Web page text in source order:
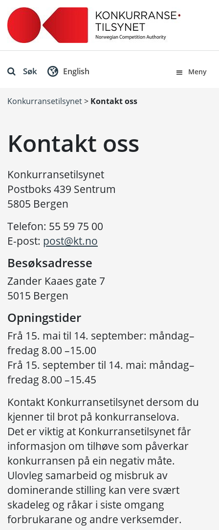
Søk Meny
English
Konkurransetilsynet> Kontakt oss
Kontakt oss
Konkurransetilsynet
Postboks 439 Sentrum
5805 Bergen
Telefon: 55 59 75 00
E-post: post@kt.no
Besøksadresse
Zander Kaaes gate 7
5015 Bergen
Opningstider
Frå 15. mai til 14. september: måndag–
fredag 8.00 –15.00
Frå 15. september til 14. mai: måndag–
fredag 8.00 –15.45
Kontakt Konkurransetilsynet dersom du
kjenner til brot på konkurranselova.
Det er viktig at Konkurransetilsynet får
informasjon om tilhøve som påverkar
konkurransen på ein negativ måte.
Ulovleg samarbeid og misbruk av
dominerande stilling kan vere svært
skadeleg og råkar i siste omgang
forbrukarane og andre verksemder.